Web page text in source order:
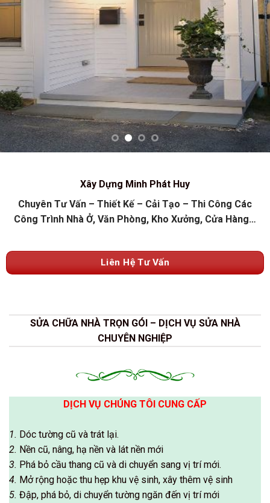
Xây Dựng Minh Phát Huy
Chuyên Tư Vấn – Thiết Kế – Cải Tạo – Thi Công Các
Công Trình Nhà Ở, Văn Phòng, Kho Xưởng, Cửa Hàng…
Liên Hệ Tư Vấn
SỬA CHỮA NHÀ TRỌN GÓI – DỊCH VỤ SỬA NHÀ
CHUYÊN NGHIỆP
DỊCH VỤ CHÚNG TÔI CUNG CẤP
1. Dóc tường cũ và trát lại.
2. Nền cũ, nâng, hạ nền và lát nền mới
3. Phá bỏ cầu thang cũ và di chuyển sang vị trí mới.
4. Mở rộng hoặc thu hẹp khu vệ sinh, xây thêm vệ sinh
5. Đập, phá bỏ, di chuyển tường ngăn đến vị trí mới